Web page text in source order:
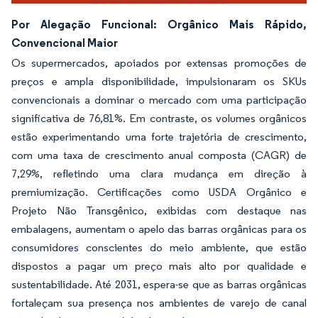
Por Alegação Funcional: Orgânico Mais Rápido,
Convencional Maior
Os supermercados, apoiados por extensas promoções de
preços e ampla disponibilidade, impulsionaram os SKUs
convencionais a dominar o mercado com uma participação
significativa de 76,81%. Em contraste, os volumes orgânicos
estão experimentando uma forte trajetória de crescimento,
com uma taxa de crescimento anual composta (CAGR) de
7,29%, refletindo uma clara mudança em direção à
premiumização. Certificações como USDA Orgânico e
Projeto Não Transgênico, exibidas com destaque nas
embalagens, aumentam o apelo das barras orgânicas para os
consumidores conscientes do meio ambiente, que estão
dispostos a pagar um preço mais alto por qualidade e
sustentabilidade. Até 2031, espera-se que as barras orgânicas
fortaleçam sua presença nos ambientes de varejo de canal